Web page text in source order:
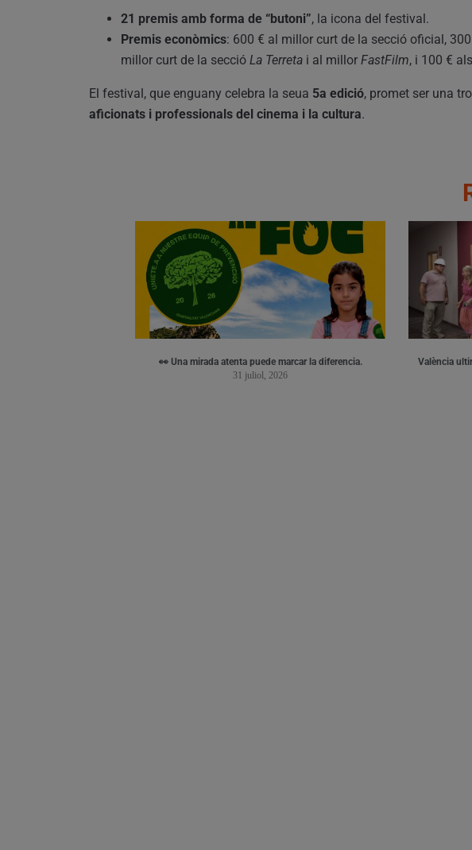
21 premis amb forma de “butoni”, la icona del festival.
Premis econòmics: 600 € al millor curt de la secció oficial,
millor curt de la secció La Terreta i al millor FastFilm, i 100 €
El festival, que enguany celebra la seua 5a edició, promet ser una
aficionats i professionals del cinema i la cultura.
👀 Una mirada atenta puede marcar la diferencia.
31 juliol, 2026
València